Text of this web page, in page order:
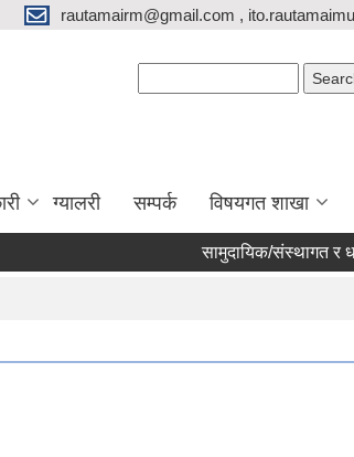
rautamairm@gmail.com ,
ग्यालरी सम्पर्क विषयगत शाखा